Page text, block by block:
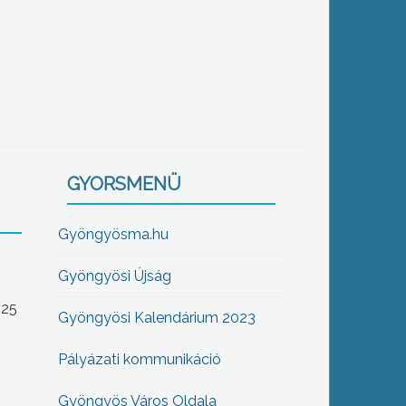
GYORSMENÜ
Gyöngyösma.hu
Gyöngyösi Újság
Gyöngyösi Kalendárium 2023
Pályázati kommunikáció
Gyöngyös Város Oldala